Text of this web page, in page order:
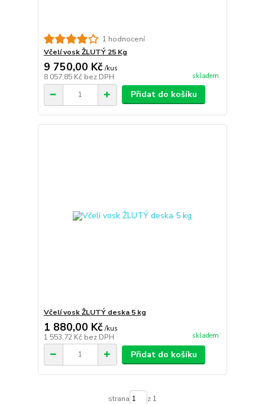
1 hodnocení
Včelí vosk ŽLUTÝ 25 Kg
9 750,00 Kč /kus
8 057,85 Kč bez DPH skladem
Přidat do košíku
Včelí vosk ŽLUTÝ deska 5 kg
1 880,00 Kč /kus
1 553,72 Kč bez DPH skladem
Přidat do košíku
strana z 1